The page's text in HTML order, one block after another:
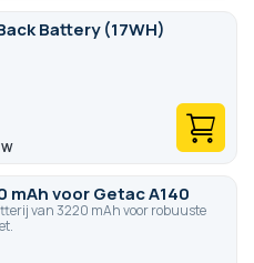
Battery (17WH)
mAh voor Getac A140
van 3220 mAh voor robuuste